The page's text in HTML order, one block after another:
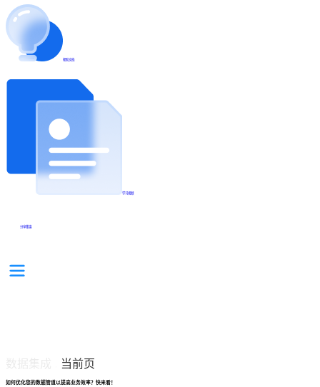
帮助文档
学习视频
分享集锦
当前页
如何优化您的数据管道以提高业务效率？快来看！